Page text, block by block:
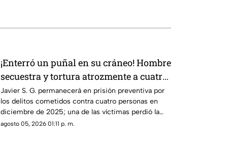
¡Enterró un puñal en su cráneo! Hombre
secuestra y tortura atrozmente a cuatro;
asesinan a uno en Riberas del Bravo
Javier S. G. permanecerá en prisión preventiva por
los delitos cometidos contra cuatro personas en
diciembre de 2025; una de las víctimas perdió la
vida a causa de la agresión directa en la cabeza
agosto 05, 2026 01:11 p. m.